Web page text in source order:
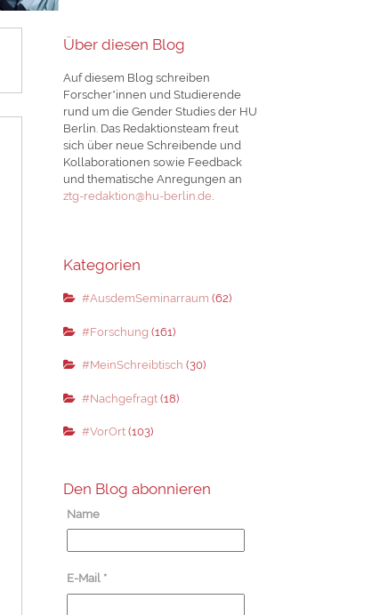
Über diesen Blog
Auf diesem Blog schreiben
Forscher*innen und Studierende
rund um die Gender Studies der HU
Berlin. Das Redaktionsteam freut
sich über neue Schreibende und
Kollaborationen sowie Feedback
und thematische Anregungen an
ztg-redaktion@hu-berlin.de.
Kategorien
#AusdemSeminarraum (62)
#Forschung (161)
#MeinSchreibtisch (30)
#Nachgefragt(18)
#VorOrt(103)
Den Blog abonnieren
Name
E-Mail *